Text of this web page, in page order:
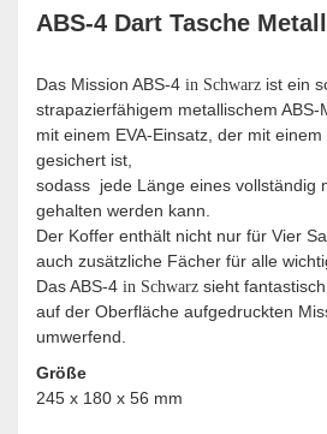
ABS-4 Dart Tasche
Das Mission ABS-4 in Schwarz ist ein
strapazierfähigem metallischem ABS-
mit einem EVA-Einsatz, der mit
gesichert ist,
sodass jede Länge eines vollständig
gehalten werden kann.
Der Koffer enthält nicht nur für Vier
auch zusätzliche Fächer für alle
Das ABS-4 in Schwarz sieht
auf der Oberfläche aufgedruckten
umwerfend.
Größe
245 x 180 x 56 mm